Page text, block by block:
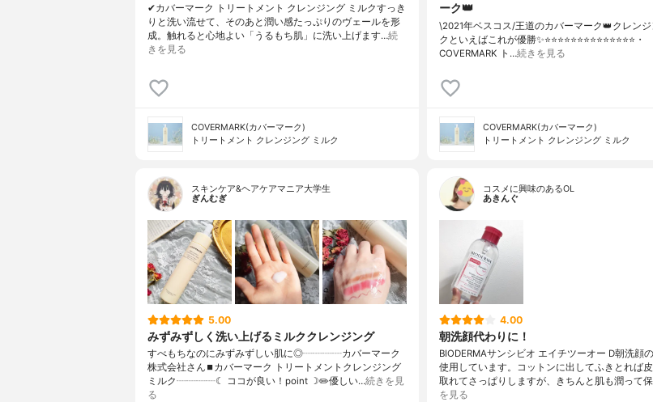
✔︎カバーマーク トリートメント クレンジング ミルクすっき
りと洗い流せて、そのあと潤い感たっぷりのヴェールを形
成。触れると心地よい「うるもち肌」に洗い上げます…続
きを見る
COVERMARK(カバーマーク)
トリートメント クレンジング ミルク
ーク👑
\2021年ベスコス/王道のカバーマーク👑クレン
クといえばこれが優勝✨⭐️⭐️⭐️⭐️⭐️⭐️⭐️⭐️⭐️⭐️⭐️⭐️⭐️⭐️・
COVERMARK ト…続きを見る
COVERMARK(カバーマーク)
トリートメント クレンジング ミルク
スキンケア&ヘアケアマニア大学生
ぎんむぎ
5.00
みずみずしく洗い上げるミルククレンジング
すべもちなのにみずみずしい肌に◎┈┈┈┈カバーマーク
株式会社さん⏹カバーマーク トリートメントクレンジング
ミルク┈┈┈┈☾ ココが良い！point ☽✏️優しい…続きを見
る
コスメに興味のあるOL
あきんぐ
4.00
朝洗顔代わりに！
BIODERMAサンシビオ エイチツーオー D朝洗顔
使用しています。コットンに出してふきとれば
取れてさっぱりしますが、きちんと肌も潤って
を見る